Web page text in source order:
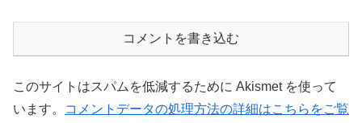
コメントを書き込む
このサイトはスパムを低減するために Akismet を使って
います。
コメントデータの処理方法の詳細はこちらをご覧